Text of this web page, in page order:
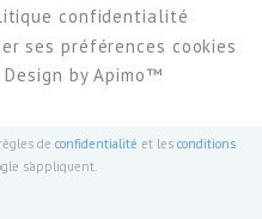
confidentialité
ses préférences cookies
byApimo™
de confidentialité et les conditions
s'appliquent.